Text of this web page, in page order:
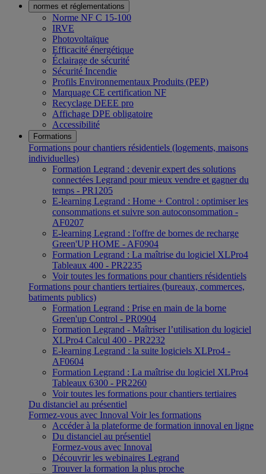
normes et réglementations
Norme NF C 15-100
IRVE
Photovoltaïque
Efficacité énergétique
Éclairage de sécurité
Sécurité Incendie
Profils Environnementaux Produits (PEP)
Marquage CE certification NF
Recyclage DEEE pro
Affichage DPE obligatoire
Accessibilité
Formations
Formations pour chantiers résidentiels (logements, maisons
individuelles)
Formation Legrand : devenir expert des solutions
connectées Legrand pour mieux vendre et gagner du
temps - PR1205
E-learning Legrand : Home + Control : optimiser les
consommations et suivre son autoconsommation -
AF0207
E-learning Legrand : l'offre de bornes de recharge
Green'UP HOME - AF0904
Formation Legrand : La maîtrise du logiciel XLPro4
Tableaux 400 - PR2235
Voir toutes les formations pour chantiers résidentiels
Formations pour chantiers tertiaires (bureaux, commerces,
batiments publics)
Formation Legrand : Prise en main de la borne
Green'up Control - PR0904
Formation Legrand - Maîtriser l’utilisation du logiciel
XLPro4 Calcul 400 - PR2232
E-learning Legrand : la suite logiciels XLPro4 -
AF0604
Formation Legrand : La maîtrise du logiciel XLPro4
Tableaux 6300 - PR2260
Voir toutes les formations pour chantiers tertiaires
Du distanciel au présentiel
Formez-vous avec Innoval Voir les formations
Accéder à la plateforme de formation innoval en ligne
Du distanciel au présentiel
Formez-vous avec Innoval
Découvrir les webinaires Legrand
Trouver la formation la plus proche